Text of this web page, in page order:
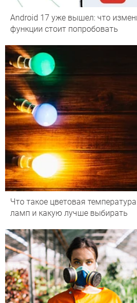
Android 17 уже вышел: что
функции стоит попробовать
Что такое цветовая
ламп и какую лучше выбирать